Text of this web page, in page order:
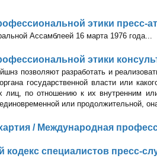
этики пресс-
Ассамблеей 16 марта 1976 года...
этики
позволяют разработать и
государственной власти или
лиц, по отношению к их внутренним
или продолжительной,
/ Международная
кодекс специалистов пресс-